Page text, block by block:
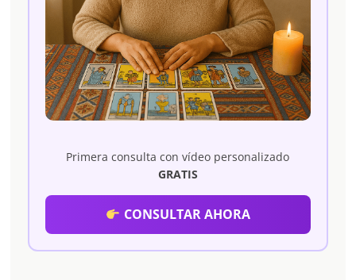
Primera consulta con vídeo personalizado
GRATIS
CONSULTAR AHORA